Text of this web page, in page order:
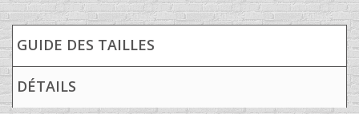
GUIDE DES TAILLES
DÉTAILS